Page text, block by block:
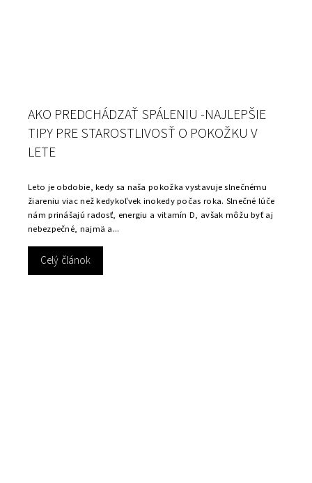
AKO PREDCHÁDZAŤ SPÁLENIU -NAJLEPŠIE
TIPY PRE STAROSTLIVOSŤ O POKOŽKU V
LETE
Leto je obdobie, kedy sa naša pokožka vystavuje slnečnému
žiareniu viac než kedykoľvek inokedy počas roka. Slnečné lúče
nám prinášajú radosť, energiu a vitamín D, avšak môžu byť aj
nebezpečné, najmä a...
Celý článok